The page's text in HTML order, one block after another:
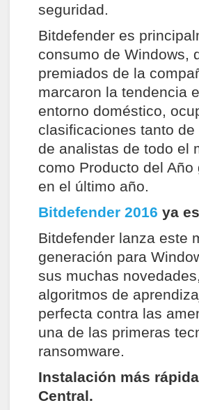
seguridad.
Bitdefender es
consumo de Windows,
premiados de la
marcaron la tendencia
entorno doméstico,
clasificaciones tanto
de analistas de todo el
como Producto del
en el último año.
Bitdefender 2016 ya
Bitdefender lanza este
generación para
sus muchas
algoritmos de
perfecta contra las
una de las primeras
ransomware.
Instalación más
Central.